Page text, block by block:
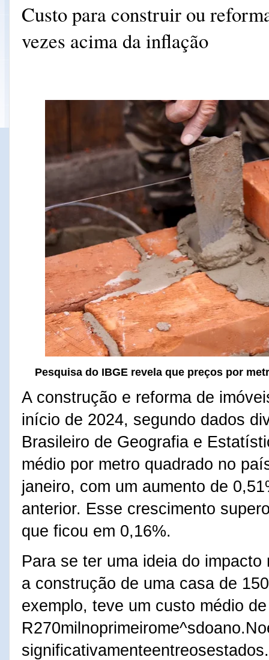
Custo para construir ou
vezes acima da inflação
Pesquisa do IBGE revela que preços por
A construção e reforma de
início de 2024, segundo dados
Brasileiro de Geografia e
médio por metro quadrado no
janeiro, com um aumento de
anterior. Esse crescimento
que ficou em 0,16%.
Para se ter uma ideia do
a construção de uma casa de
exemplo, teve um custo médio de